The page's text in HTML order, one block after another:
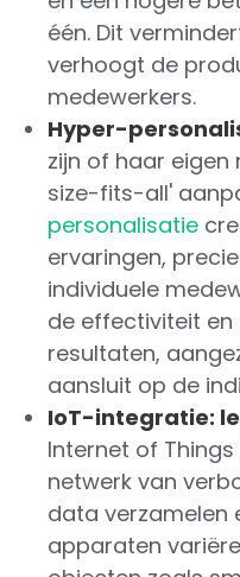
één. Dit
verhoogt de
medewerkers.
Hyper-
zijn of haar eigen
size-fits-all'
personalisatie
ervaringen,
individuele
de effectiviteit
resultaten,
aansluit op de
IoT-integratie:
Internet of
netwerk van
data verzamelen
apparaten